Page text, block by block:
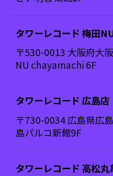
タワーレコード 梅田
〒530-0013 大阪府大
NU chayamachi 6F
タワーレコード 広島店
〒730-0034 広島県広
島パルコ新館9F
タワーレコード 高松丸